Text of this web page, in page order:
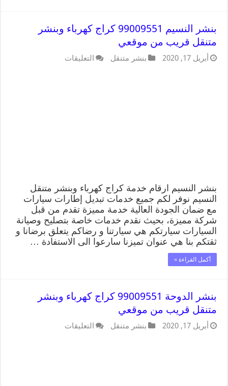
بنشر النسيم 99009551 كراج كهرباء وبنشر
متنقل قريب من موقعي
أبريل 17, 2020 بنشر متنقل التعليقات
بنشر النسيم ارقام خدمة كراج كهرباء وبنشر متنقل
النسيم نوفر لكم جميع خدمات تبديل إطارات سيارات
مع ضمان الجودة العالية خدمة مميزة تقدم من قبل
شركة مميزة، بحيث نقدم خدمات خاصة بتصليح وصيانة
السيارات سيارتكم هي سيارتنا و رضاكم يتعلق برضانا و
ثقتكم بنا هي عنوان تميزنا سارعوا الى الاستفادة …
أكمل القراءة »
بنشر الدوحة 99009551 كراج كهرباء وبنشر
متنقل قريب من موقعي
أبريل 17, 2020 بنشر متنقل التعليقات